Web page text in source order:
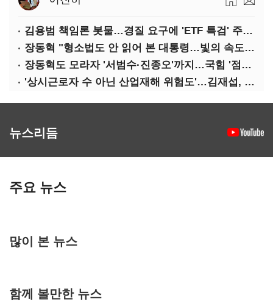
김용범 책임론 봇물…경질 요구에 'ETF 특검' 주장까지
장동혁 "형소법도 안 읽어 본 대통령…빛의 속도로 무너질 것"
장동혁도 모라자 '서범수·진종오'까지…국힘 '점입가경'
'상시근로자 수 아닌 산업재해 위험도'…김재섭, 산재예방 지원기준 손질
뉴스리듬
주요 뉴스
많이 본 뉴스
함께 볼만한 뉴스